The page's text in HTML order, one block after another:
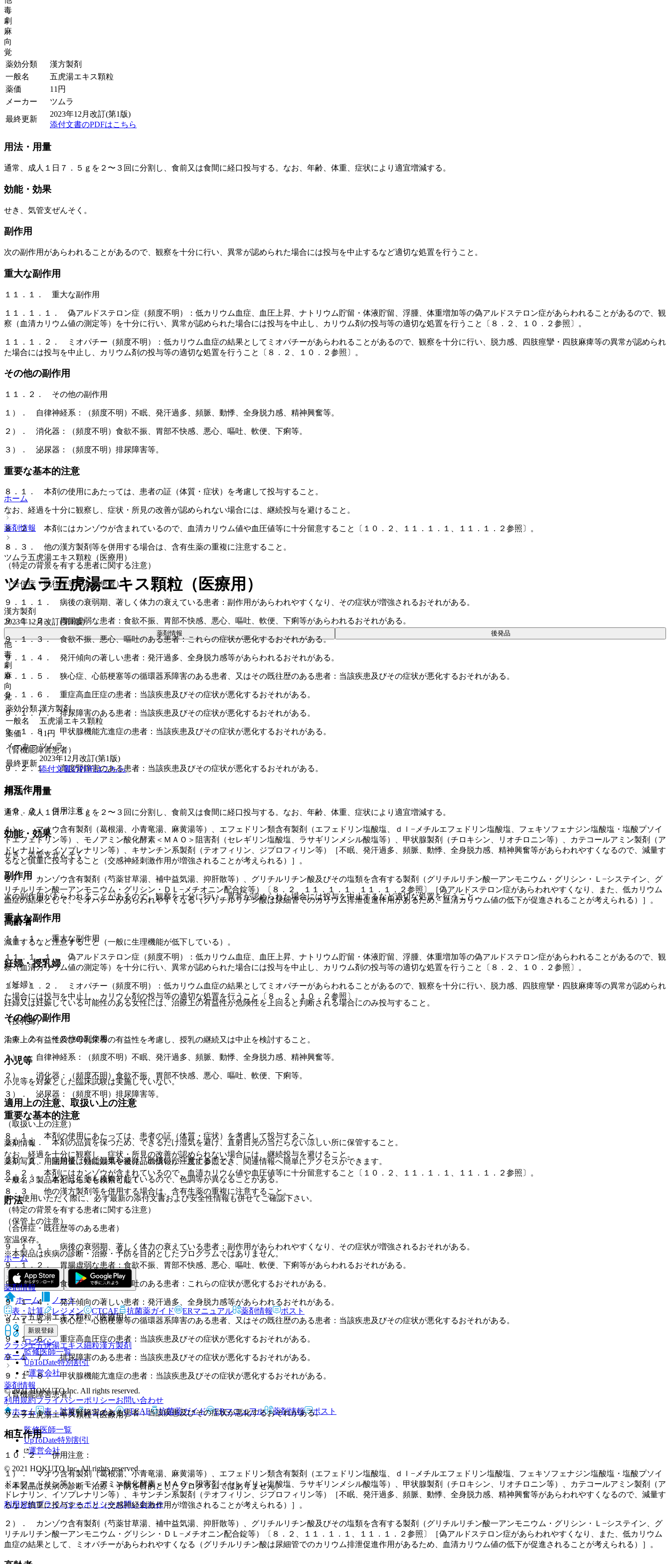
毒
劇
麻
向
覚
薬効分類
漢方製剤
一般名
五虎湯エキス顆粒
薬価
11 円
メーカー
ツムラ
最終更新
2023年12月改訂(第1版)
添付文書のPDFはこちら
用法・用量
通常、成人１日７．５ｇを２〜３回に分割し、食前又は食間に経口投与する。なお、年齢、体重、症状により適宜増減する。
効能・効果
せき、気管支ぜんそく。
副作用
次の副作用があらわれることがあるので、観察を十分に行い、異常が認められた場合には投与を中止するなど適切な処置を行うこと。
重大な副作用
１１．１． 重大な副作用
１１．１．１． 偽アルドステロン症（頻度不明）：低カリウム血症、血圧上昇、ナトリウム貯留・体液貯留、浮腫、体重増加等の偽アルドステロン症があらわれることがあるので、観
察（血清カリウム値の測定等）を十分に行い、異常が認められた場合には投与を中止し、カリウム剤の投与等の適切な処置を行うこと〔８．２、１０．２参照〕。
１１．１．２． ミオパチー（頻度不明）：低カリウム血症の結果としてミオパチーがあらわれることがあるので、観察を十分に行い、脱力感、四肢痙攣・四肢麻痺等の異常が認められ
た場合には投与を中止し、カリウム剤の投与等の適切な処置を行うこと〔８．２、１０．２参照〕。
その他の副作用
１１．２． その他の副作用
１）． 自律神経系：（頻度不明）不眠、発汗過多、頻脈、動悸、全身脱力感、精神興奮等。
２）． 消化器：（頻度不明）食欲不振、胃部不快感、悪心、嘔吐、軟便、下痢等。
３）． 泌尿器：（頻度不明）排尿障害等。
重要な基本的注意
８．１． 本剤の使用にあたっては、患者の証（体質・症状）を考慮して投与すること。
なお、経過を十分に観察し、症状・所見の改善が認められない場合には、継続投与を避けること。
８．２． 本剤にはカンゾウが含まれているので、血清カリウム値や血圧値等に十分留意すること〔１０．２、１１．１．１、１１．１．２参照〕。
８．３． 他の漢方製剤等を併用する場合は、含有生薬の重複に注意すること。
（特定の背景を有する患者に関する注意）
（合併症・既往歴等のある患者）
９．１．１． 病後の衰弱期、著しく体力の衰えている患者：副作用があらわれやすくなり、その症状が増強されるおそれがある。
９．１．２． 胃腸虚弱な患者：食欲不振、胃部不快感、悪心、嘔吐、軟便、下痢等があらわれるおそれがある。
９．１．３． 食欲不振、悪心、嘔吐のある患者：これらの症状が悪化するおそれがある。
９．１．４． 発汗傾向の著しい患者：発汗過多、全身脱力感等があらわれるおそれがある。
９．１．５． 狭心症、心筋梗塞等の循環器系障害のある患者、又はその既往歴のある患者：当該疾患及びその症状が悪化するおそれがある。
９．１．６． 重症高血圧症の患者：当該疾患及びその症状が悪化するおそれがある。
９．１．７． 排尿障害のある患者：当該疾患及びその症状が悪化するおそれがある。
９．１．８． 甲状腺機能亢進症の患者：当該疾患及びその症状が悪化するおそれがある。
（腎機能障害患者）
９．２．１． 高度腎障害のある患者：当該疾患及びその症状が悪化するおそれがある。
相互作用
１０．２． 併用注意：
１）． マオウ含有製剤（葛根湯、小青竜湯、麻黄湯等）、エフェドリン類含有製剤（エフェドリン塩酸塩、ｄｌ−メチルエフェドリン塩酸塩、フェキソフェナジン塩酸塩・塩酸プソイ
ドエフェドリン等）、モノアミン酸化酵素＜ＭＡＯ＞阻害剤（セレギリン塩酸塩、ラサギリンメシル酸塩等）、甲状腺製剤（チロキシン、リオチロニン等）、カテコールアミン製剤（ア
ドレナリン、イソプレナリン等）、キサンチン系製剤（テオフィリン、ジプロフィリン等）［不眠、発汗過多、頻脈、動悸、全身脱力感、精神興奮等があらわれやすくなるので、減量す
るなど慎重に投与すること（交感神経刺激作用が増強されることが考えられる）］。
２）． カンゾウ含有製剤（芍薬甘草湯、補中益気湯、抑肝散等）、グリチルリチン酸及びその塩類を含有する製剤（グリチルリチン酸一アンモニウム・グリシン・Ｌ−システイン、グ
リチルリチン酸一アンモニウム・グリシン・ＤＬ−メチオニン配合錠等）〔８．２、１１．１．１、１１．１．２参照〕［偽アルドステロン症があらわれやすくなり、また、低カリウム
血症の結果として、ミオパチーがあらわれやすくなる（グリチルリチン酸は尿細管でのカリウム排泄促進作用があるため、血清カリウム値の低下が促進されることが考えられる）］。
高齢者
減量するなど注意すること（一般に生理機能が低下している）。
妊婦・授乳婦
（妊婦）
妊婦又は妊娠している可能性のある女性には、治療上の有益性が危険性を上回ると判断される場合にのみ投与すること。
（授乳婦）
治療上の有益性及び母乳栄養の有益性を考慮し、授乳の継続又は中止を検討すること。
小児等
小児等を対象とした臨床試験は実施していない。
適用上の注意、取扱い上の注意
（取扱い上の注意）
２０．１． 本剤の品質を保つため、できるだけ湿気を避け、直射日光の当たらない涼しい所に保管すること。
２０．２． 開封後は特に湿気を避け、取扱いに注意すること。
２０．３． 本剤は生薬を原料としているので、色調等が異なることがある。
貯法
（保管上の注意）
室温保存。
ホーム
薬剤情報
ツムラ五虎湯エキス顆粒（医療用）
クラシエ五虎湯エキス細粒漢方製剤
ホーム
薬剤情報
ツムラ五虎湯エキス顆粒（医療用）
ホーム
薬剤情報
ツムラ五虎湯エキス顆粒（医療用）
ツムラ五虎湯エキス顆粒（医療用）
漢方製剤
2023年12月改訂(第1版)
薬剤情報 後発品
他
毒
劇
麻
向
覚
薬効分類 漢方製剤
一般名
五虎湯エキス顆粒
薬価
11円
メーカー ツムラ
最終更新
2023年12月改訂(第1版)
添付文書のPDFはこちら
用法・用量
通常、成人１日７．５ｇを２〜３回に分割し、食前又は食間に経口投与する。なお、年齢、体重、症状により適宜増減する。
効能・効果
せき、気管支ぜんそく。
副作用
次の副作用があらわれることがあるので、観察を十分に行い、異常が認められた場合には投与を中止するなど適切な処置を行うこと。
重大な副作用
１１．１． 重大な副作用
１１．１．１． 偽アルドステロン症（頻度不明）：低カリウム血症、血圧上昇、ナトリウム貯留・体液貯留、浮腫、体重増加等の偽アルドステロン症があらわれることがあるので、観
察（血清カリウム値の測定等）を十分に行い、異常が認められた場合には投与を中止し、カリウム剤の投与等の適切な処置を行うこと〔８．２、１０．２参照〕。
１１．１．２． ミオパチー（頻度不明）：低カリウム血症の結果としてミオパチーがあらわれることがあるので、観察を十分に行い、脱力感、四肢痙攣・四肢麻痺等の異常が認められ
た場合には投与を中止し、カリウム剤の投与等の適切な処置を行うこと〔８．２、１０．２参照〕。
その他の副作用
１１．２． その他の副作用
１）． 自律神経系：（頻度不明）不眠、発汗過多、頻脈、動悸、全身脱力感、精神興奮等。
２）． 消化器：（頻度不明）食欲不振、胃部不快感、悪心、嘔吐、軟便、下痢等。
３）． 泌尿器：（頻度不明）排尿障害等。
重要な基本的注意
８．１． 本剤の使用にあたっては、患者の証（体質・症状）を考慮して投与すること。
なお、経過を十分に観察し、症状・所見の改善が認められない場合には、継続投与を避けること。
８．２． 本剤にはカンゾウが含まれているので、血清カリウム値や血圧値等に十分留意すること〔１０．２、１１．１．１、１１．１．２参照〕。
８．３． 他の漢方製剤等を併用する場合は、含有生薬の重複に注意すること。
（特定の背景を有する患者に関する注意）
（合併症・既往歴等のある患者）
９．１．１． 病後の衰弱期、著しく体力の衰えている患者：副作用があらわれやすくなり、その症状が増強されるおそれがある。
９．１．２． 胃腸虚弱な患者：食欲不振、胃部不快感、悪心、嘔吐、軟便、下痢等があらわれるおそれがある。
９．１．３． 食欲不振、悪心、嘔吐のある患者：これらの症状が悪化するおそれがある。
９．１．４． 発汗傾向の著しい患者：発汗過多、全身脱力感等があらわれるおそれがある。
９．１．５． 狭心症、心筋梗塞等の循環器系障害のある患者、又はその既往歴のある患者：当該疾患及びその症状が悪化するおそれがある。
９．１．６． 重症高血圧症の患者：当該疾患及びその症状が悪化するおそれがある。
９．１．７． 排尿障害のある患者：当該疾患及びその症状が悪化するおそれがある。
９．１．８． 甲状腺機能亢進症の患者：当該疾患及びその症状が悪化するおそれがある。
（腎機能障害患者）
９．２．１． 高度腎障害のある患者：当該疾患及びその症状が悪化するおそれがある。
相互作用
１０．２． 併用注意：
１）． マオウ含有製剤（葛根湯、小青竜湯、麻黄湯等）、エフェドリン類含有製剤（エフェドリン塩酸塩、ｄｌ−メチルエフェドリン塩酸塩、フェキソフェナジン塩酸塩・塩酸プソイ
ドエフェドリン等）、モノアミン酸化酵素＜ＭＡＯ＞阻害剤（セレギリン塩酸塩、ラサギリンメシル酸塩等）、甲状腺製剤（チロキシン、リオチロニン等）、カテコールアミン製剤（ア
ドレナリン、イソプレナリン等）、キサンチン系製剤（テオフィリン、ジプロフィリン等）［不眠、発汗過多、頻脈、動悸、全身脱力感、精神興奮等があらわれやすくなるので、減量す
るなど慎重に投与すること（交感神経刺激作用が増強されることが考えられる）］。
２）． カンゾウ含有製剤（芍薬甘草湯、補中益気湯、抑肝散等）、グリチルリチン酸及びその塩類を含有する製剤（グリチルリチン酸一アンモニウム・グリシン・Ｌ−システイン、グ
リチルリチン酸一アンモニウム・グリシン・ＤＬ−メチオニン配合錠等）〔８．２、１１．１．１、１１．１．２参照〕［偽アルドステロン症があらわれやすくなり、また、低カリウム
血症の結果として、ミオパチーがあらわれやすくなる（グリチルリチン酸は尿細管でのカリウム排泄促進作用があるため、血清カリウム値の低下が促進されることが考えられる）］。
薬剤情報
薬剤写真、用法用量、効能効果や後発品の情報が一度に参照でき、関連情報へ簡単にアクセスができます。
一般名、製品名どちらでも検索可能！
※ ご使用いただく際に、必ず最新の添付文書および安全性情報も併せてご確認下さい。
※本製品は疾病の診断・治療・予防を目的としたプログラムではありません。
ホーム
ノート
表・計算
レジメン CTCAE 抗菌薬ガイド ERマニュアル 薬剤情報 ポスト
新規登録
ログイン
監修医師一覧
UpToDate特別割引
運営会社
© 2021 HOKUTO Inc. All rights reserved.
利用規約プライバシーポリシーお問い合わせ
ホーム
表・計算 レジメン CTCAE 抗菌薬ガイド ERマニュアル 薬剤情報 ポスト
監修医師一覧
UpToDate特別割引
運営会社
© 2021 HOKUTO Inc. All rights reserved.
※本製品は疾病の診断・治療・予防を目的としたプログラムではありません。
利用規約プライバシーポリシーお問い合わせ